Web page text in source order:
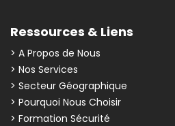
Ressources & Liens
> A Propos de Nous
> Nos Services
> Secteur Géographique
> Pourquoi Nous Choisir
> Formation Sécurité